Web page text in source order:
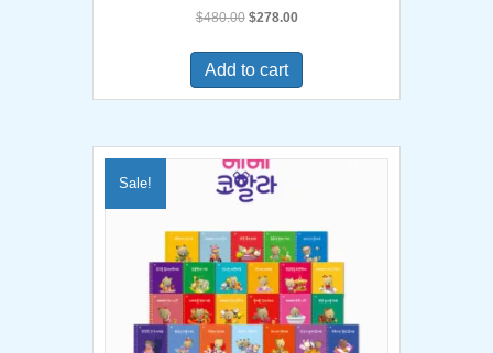
$480.00 Original
was:
$480.00.
$278.00Current
is:
Add to cart
Sale!